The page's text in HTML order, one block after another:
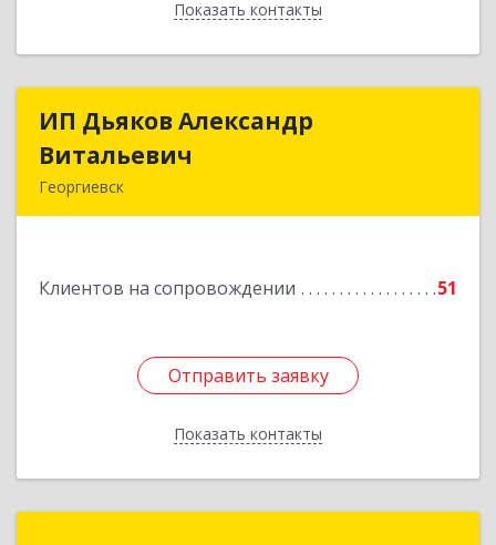
Показать контакты
Назад
ИП Дьяков Александр
Витальевич
Георгиевск
Клиентов на сопровождении 51
Отправить заявку
Показать контакты
ИП Дьяков Александр
Отправить заявку
Назад